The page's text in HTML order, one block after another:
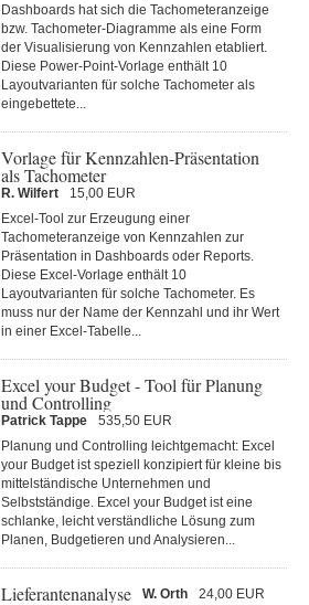
Dashboards hat sich die Tachometeranzeige
bzw. Tachometer-Diagramme als eine Form
der Visualisierung von Kennzahlen etabliert.
Diese Power-Point-Vorlage enthält 10
Layoutvarianten für solche Tachometer als
eingebettete...
Vorlage für Kennzahlen-Präsentation
als Tachometer
R. Wilfert
15,00 EUR
Excel-Tool zur Erzeugung einer
Tachometeranzeige von Kennzahlen zur
Präsentation in Dashboards oder Reports.
Diese Excel-Vorlage enthält 10
Layoutvarianten für solche Tachometer. Es
muss nur der Name der Kennzahl und ihr Wert
in einer Excel-Tabelle...
Excel your Budget - Tool für Planung
und Controlling
Patrick Tappe
535,50 EUR
Planung und Controlling leichtgemacht: Excel
your Budget ist speziell konzipiert für kleine bis
mittelständische Unternehmen und
Selbstständige. Excel your Budget ist eine
schlanke, leicht verständliche Lösung zum
Planen, Budgetieren und Analysieren...
Lieferantenanalyse W. Orth 24,00 EUR